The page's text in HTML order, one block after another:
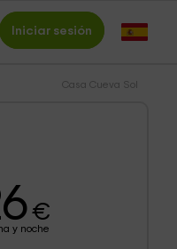
Iniciar sesión
Casa Cueva Sol
€
y noche